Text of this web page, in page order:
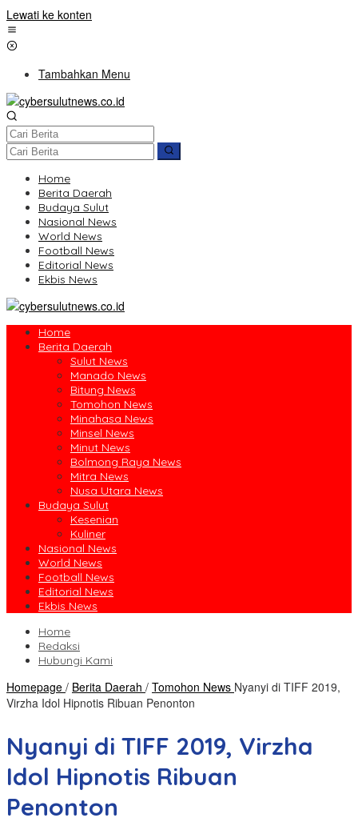
Lewati ke konten
Tambahkan Menu
Home
Berita Daerah
Budaya Sulut
Nasional News
World News
Football News
Editorial News
Ekbis News
Home
Berita Daerah
Sulut News
Manado News
Bitung News
Tomohon News
Minahasa News
Minsel News
Minut News
Bolmong Raya News
Mitra News
Nusa Utara News
Budaya Sulut
Kesenian
Kuliner
Nasional News
World News
Football News
Editorial News
Ekbis News
Home
Redaksi
Hubungi Kami
Homepage / Berita Daerah / Tomohon News Nyanyi di TIFF 2019,
Virzha Idol Hipnotis Ribuan Penonton
Nyanyi di TIFF 2019, Virzha
Idol Hipnotis Ribuan
Penonton